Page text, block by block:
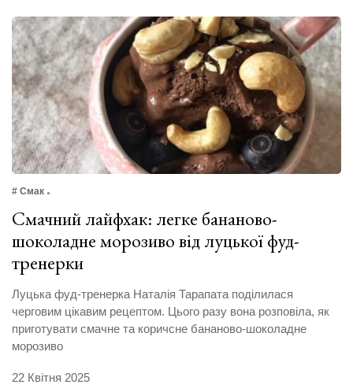
# Смак
Смачний лайфхак: легке бананово-
шоколадне морозиво від луцької фуд-
тренерки
Луцька фуд-тренерка Наталія Тарапата поділилася
черговим цікавим рецептом. Цього разу вона розповіла, як
приготувати смачне та коричсне бананово-шоколадне
морозиво
22 Квітня 2025